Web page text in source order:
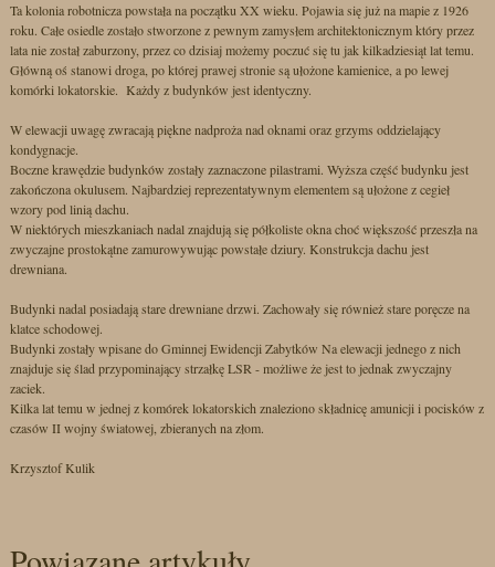
Ta kolonia robotnicza powstała na początku XX wieku. Pojawia się już na mapie z 1926
roku. Całe osiedle zostało stworzone z pewnym zamysłem architektonicznym który przez
lata nie został zaburzony, przez co dzisiaj możemy poczuć się tu jak kilkadziesiąt lat temu.
Główną oś stanowi droga, po której prawej stronie są ułożone kamienice, a po lewej
komórki lokatorskie. Każdy z budynków jest identyczny.
W elewacji uwagę zwracają piękne nadproża nad oknami oraz grzyms oddzielający
kondygnacje.
Boczne krawędzie budynków zostały zaznaczone pilastrami. Wyższa część budynku jest
zakończona okulusem. Najbardziej reprezentatywnym elementem są ułożone z cegieł
wzory pod linią dachu.
W niektórych mieszkaniach nadal znajdują się półkoliste okna choć większość przeszła na
zwyczajne prostokątne zamurowywując powstałe dziury. Konstrukcja dachu jest
drewniana.
Budynki nadal posiadają stare drewniane drzwi. Zachowały się również stare poręcze na
klatce schodowej.
Budynki zostały wpisane do Gminnej Ewidencji Zabytków Na elewacji jednego z nich
znajduje się ślad przypominający strzałkę LSR - możliwe że jest to jednak zwyczajny
zaciek.
Kilka lat temu w jednej z komórek lokatorskich znaleziono składnicę amunicji i pocisków z
czasów II wojny światowej, zbieranych na złom.
Krzysztof Kulik